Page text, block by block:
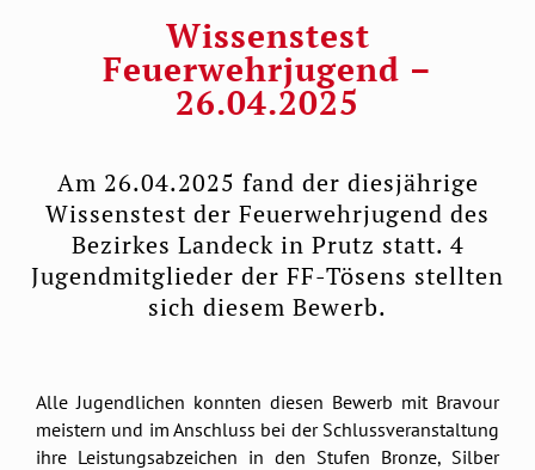
Wissenstest
Feuerwehrjugend –
26.04.2025
Am 26.04.2025 fand der diesjährige
Wissenstest der Feuerwehrjugend des
Bezirkes Landeck in Prutz statt. 4
Jugendmitglieder der FF-Tösens stellten
sich diesem Bewerb.
Alle Jugendlichen konnten diesen Bewerb mit Bravour
meistern und im Anschluss bei der Schlussveranstaltung
ihre Leistungsabzeichen in den Stufen Bronze, Silber